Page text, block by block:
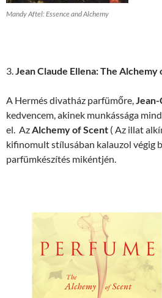
Mandy Aftel: Essence and Alchemy
3.Jean Claude Ellena: The Alchemy
A Hermés divatház parfümőre,Jean-
kedvencem, akinek munkássága
el. AzAlchemy of Scent ( Az illat
kifinomult stílusában kalauzol végig
parfümkészítés mikéntjén.